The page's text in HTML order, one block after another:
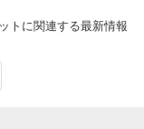
トに関連する最新情報